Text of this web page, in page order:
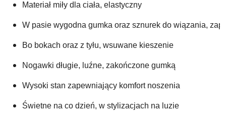
Materiał miły dla ciała, elastyczny
W pasie wygodna gumka oraz sznurek do wiązania,
Bo bokach oraz z tyłu, wsuwane kieszenie
Nogawki długie, luźne, zakończone gumką
Wysoki stan zapewniający komfort noszenia
Świetne na co dzień, w stylizacjach na luzie